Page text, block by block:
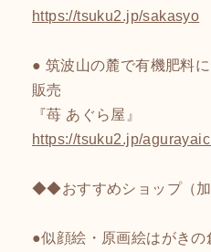
https://tsuku2.jp/sakasyo
● 筑波山の麓で有機肥料
販売
『苺 あぐら屋』
https://tsuku2.jp/
◆◆おすすめショップ（
●似顔絵・原画絵はがきの